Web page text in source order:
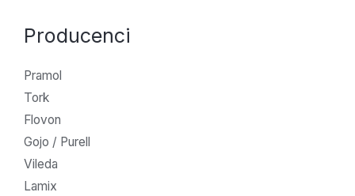
Producenci
Pramol
Tork
Flovon
Gojo / Purell
Vileda
Lamix